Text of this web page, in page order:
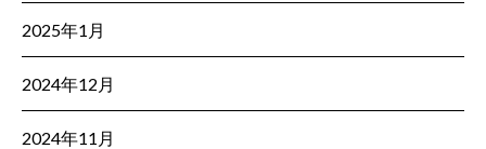
2025年1月
2024年12月
2024年11月